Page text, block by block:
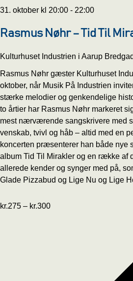
31. oktober kl 20:00 - 22:00
Rasmus Nøhr – Tid Til
Kulturhuset Industrien i Aarup
Rasmus Nøhr gæster Kulturhuset
oktober, når Musik På Industrien
stærke melodier og genkendelige
to årtier har Rasmus Nøhr markeret
mest nærværende sangskrivere med
venskab, tvivl og håb – altid med en
koncerten præsenterer han både nye
album Tid Til Mirakler og en række af
allerede kender og synger med på,
Glade Pizzabud og Lige Nu og Lige
kr.275 – kr.300